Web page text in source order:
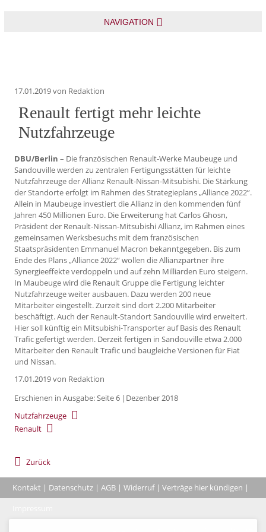
NAVIGATION
17.01.2019von Redaktion
Renault fertigt mehr leichte
Nutzfahrzeuge
DBU/Berlin – Die französischen Renault-Werke Maubeuge und
Sandouville werden zu zentralen Fertigungsstätten für leichte
Nutzfahrzeuge der Allianz Renault-Nissan-Mitsubishi. Die Stärkung
der Standorte erfolgt im Rahmen des Strategieplans „Alliance 2022”.
Allein in Maubeuge investiert die Allianz in den kommenden fünf
Jahren 450 Millionen Euro. Die Erweiterung hat Carlos Ghosn,
Präsident der Renault-Nissan-Mitsubishi Allianz, im Rahmen eines
gemeinsamen Werksbesuchs mit dem französischen
Staatspräsidenten Emmanuel Macron bekanntgegeben. Bis zum
Ende des Plans „Alliance 2022” wollen die Allianzpartner ihre
Synergieeffekte verdoppeln und auf zehn Milliarden Euro steigern.
In Maubeuge wird die Renault Gruppe die Fertigung leichter
Nutzfahrzeuge weiter ausbauen. Dazu werden 200 neue
Mitarbeiter eingestellt. Zurzeit sind dort 2.200 Mitarbeiter
beschäftigt. Auch der Renault-Standort Sandouville wird erweitert.
Hier soll künftig ein Mitsubishi-Transporter auf Basis des Renault
Trafic gefertigt werden. Derzeit fertigen in Sandouville etwa 2.000
Mitarbeiter den Renault Trafic und baugleiche Versionen für Fiat
und Nissan.
17.01.2019von Redaktion
Erschienen in Ausgabe: Seite 6 |Dezenber 2018
Nutzfahrzeuge
Renault
Zurück
Kontakt | Datenschutz | AGB | Widerruf| Verträge hier kündigen |